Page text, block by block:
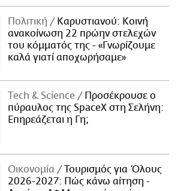
Πολιτική
Καρυστιανού: Κοινή
ανακοίνωση 22 πρώην στελεχών
του κόμματός της - «Γνωρίζουμε
καλά γιατί αποχωρήσαμε»
Τech & Science
Προσέκρουσε ο
πύραυλος της SpaceX στη Σελήνη:
Επηρεάζεται η Γη;
Οικονομία
Τουρισμός για Όλους
2026-2027: Πώς κάνω αίτηση -